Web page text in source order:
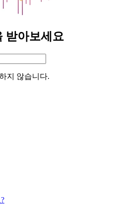
받아보세요
지 않습니다.